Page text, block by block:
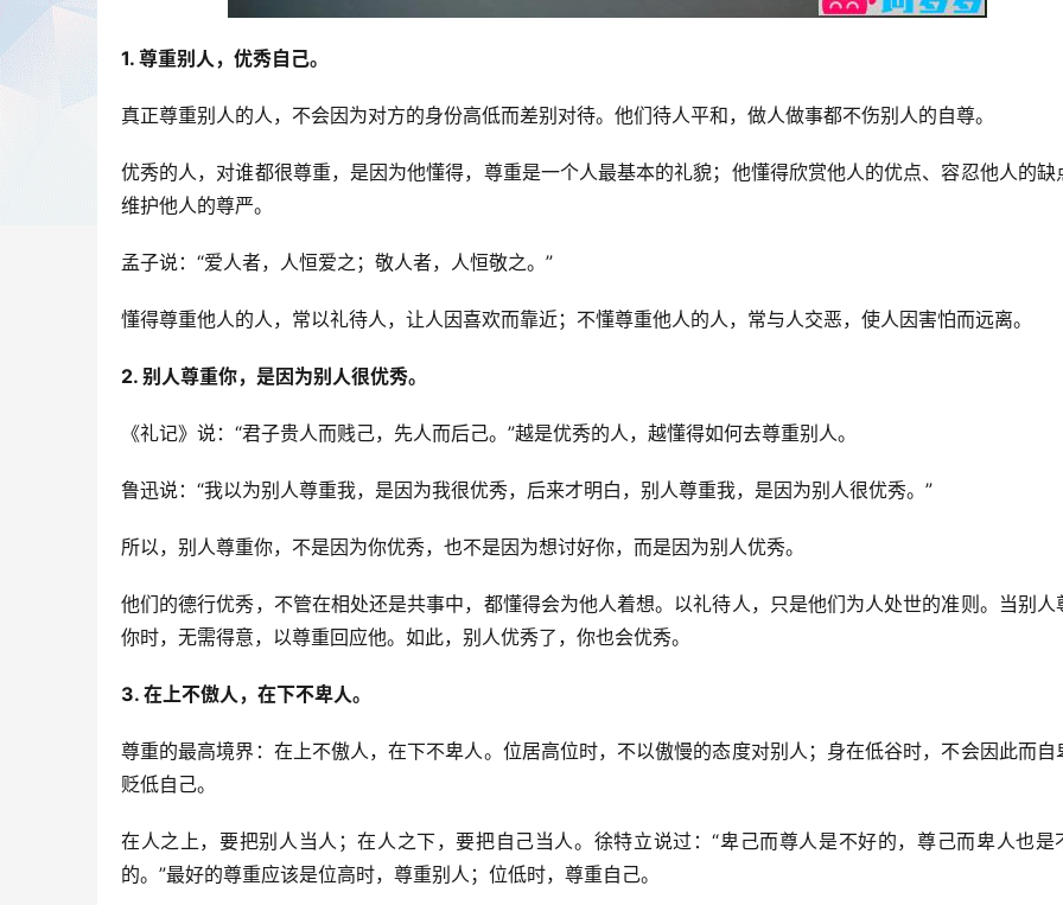
1. 尊重别人，优秀自己。
真正尊重别人的人，不会因为对方的身份高低而差别对待。他们待人平和，做人做事都不伤别人的自尊。
优秀的人，对谁都很尊重，是因为他懂得，尊重是一个人最基本的礼貌；他懂得欣赏他人的优点、容忍他人的缺
维护他人的尊严。
孟子说：“爱人者，人恒爱之；敬人者，人恒敬之。”
懂得尊重他人的人，常以礼待人，让人因喜欢而靠近；不懂尊重他人的人，常与人交恶，使人因害怕而远离。
2. 别人尊重你，是因为别人很优秀。
《礼记》说：“君子贵人而贱己，先人而后己。”越是优秀的人，越懂得如何去尊重别人。
鲁迅说：“我以为别人尊重我，是因为我很优秀，后来才明白，别人尊重我，是因为别人很优秀。”
所以，别人尊重你，不是因为你优秀，也不是因为想讨好你，而是因为别人优秀。
他们的德行优秀，不管在相处还是共事中，都懂得会为他人着想。以礼待人，只是他们为人处世的准则。当别人
你时，无需得意，以尊重回应他。如此，别人优秀了，你也会优秀。
3. 在上不傲人，在下不卑人。
尊重的最高境界：在上不傲人，在下不卑人。位居高位时，不以傲慢的态度对别人；身在低谷时，不会因此而自
贬低自己。
在人之上，要把别人当人；在人之下，要把自己当人。徐特立说过：“卑己而尊人是不好的，尊己而卑人也是
的。”最好的尊重应该是位高时，尊重别人；位低时，尊重自己。